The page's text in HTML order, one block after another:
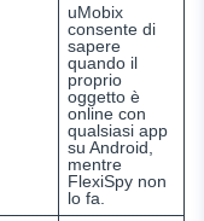
uMobix
consente di
sapere
quando il
proprio
oggetto è
online con
qualsiasi app
su Android,
mentre
FlexiSpy non
lo fa.